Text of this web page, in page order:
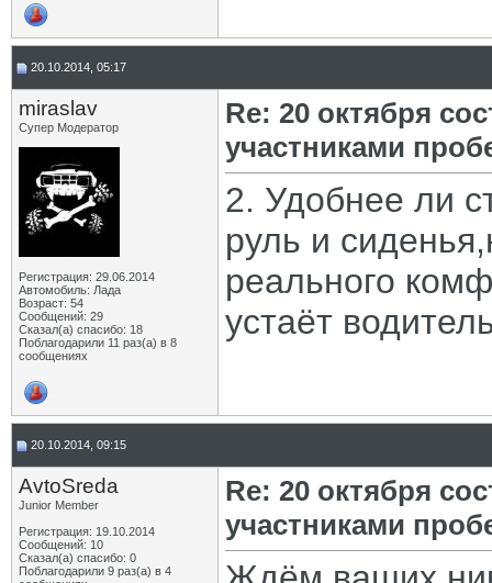
20.10.2014, 05:17
miraslav
Супер Модератор
Регистрация: 29.06.2014
Автомобиль: Лада
Возраст: 54
Сообщений: 29
Сказал(а) спасибо: 18
Поблагодарили 11 раз(а) в 8
сообщениях
Re: 20 октября
участниками
2. Удобнее ли
руль и
реального
устаёт
20.10.2014, 09:15
AvtoSreda
Junior Member
Регистрация: 19.10.2014
Сообщений: 10
Сказал(а) спасибо: 0
Поблагодарили 9 раз(а) в 4
Re: 20 октября
участниками